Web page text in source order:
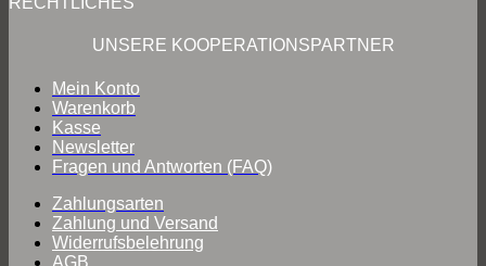
UNSERE KOOPERATIONSPARTNER
Mein Konto
Warenkorb
Kasse
Newsletter
Fragen und Antworten (FAQ)
Zahlungsarten
Zahlung und Versand
Widerrufsbelehrung
AGB